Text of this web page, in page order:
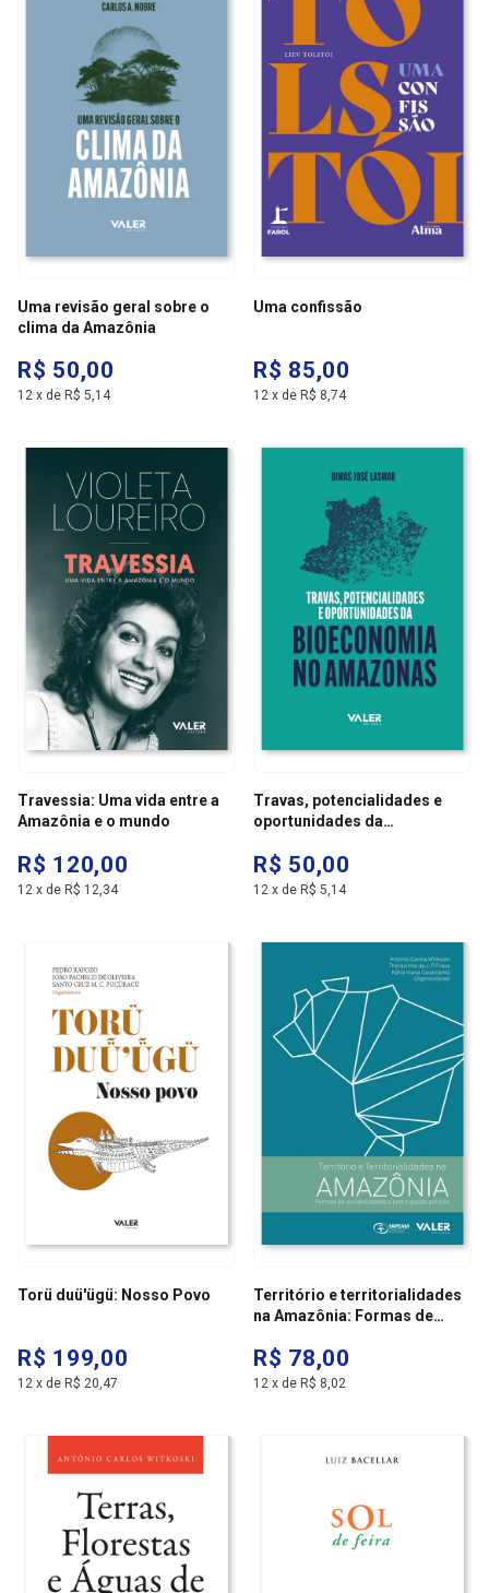
Uma revisão geral sobre o
clima da Amazônia
R$ 50,00
12 x de R$ 5,14
Uma confissão
R$ 85,00
12 x de R$ 8,74
Travessia: Uma vida entre a
Amazônia e o mundo
R$ 120,00
12 x de R$ 12,34
Travas, potencialidades e
oportunidades da
R$ 50,00
12 x de R$ 5,14
Torü duü'ügü: Nosso Povo
R$ 199,00
12 x de R$ 20,47
Território e territorialidades
na Amazônia: Formas de
política
R$ 78,00
12 x de R$ 8,02